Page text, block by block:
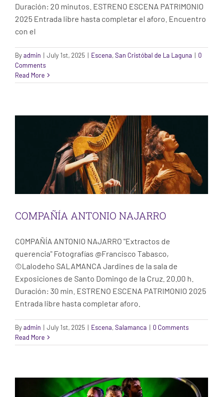
Duración: 20 minutos. ESTRENO ESCENA PATRIMONIO
2025 Entrada libre hasta completar el aforo. Encuentro
con el
Byadmin | July 1st, 2025 | Escena,San Cristóbal de La Laguna | 0
Comments
Read More
COMPAÑÍA ANTONIO NAJARRO
COMPAÑÍA ANTONIO NAJARRO
COMPAÑÍA ANTONIO NAJARRO "Extractos de
querencia" Fotografías @Francisco Tabasco,
©Lalodeho SALAMANCA Jardines de la sala de
Exposiciones de Santo Domingo de la Cruz. 20.00 h.
Duración: 30 min. ESTRENO ESCENA PATRIMONIO 2025
Entrada libre hasta completar aforo.
Byadmin | July 1st, 2025 | Escena,Salamanca | 0 Comments
Read More
COMPAÑÍA ANTONIO NAJARRO